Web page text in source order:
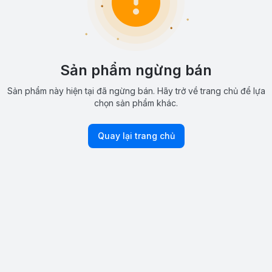
Sản phẩm ngừng bán
Sản phẩm này hiện tại đã ngừng bán. Hãy trở về trang chủ để lựa
chọn sản phẩm khác.
Quay lại trang chủ